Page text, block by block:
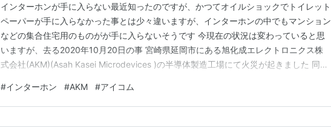
インターホンが手に入らない最近知ったのですが、かつてオイルショックでトイレット
ペーパーが手に入らなかった事とは少々違いますが、インターホンの中でもマンション
などの集合住宅用のものがが手に入らないそうです 今現在の状況は変わっていると思
いますが、去る2020年10月20日の事 宮崎県延岡市にある旭化成エレクトロニクス株
式会社(AKM)(Asah Kasei Microdevices )の半導体製造工場にて火災が起きました 同社
声処理DSP内臓などのLSI部品,温度補償型水晶発信器(TCXO),ホールIC,カーオーディ
オ…
#インターホン #AKM #アイコム